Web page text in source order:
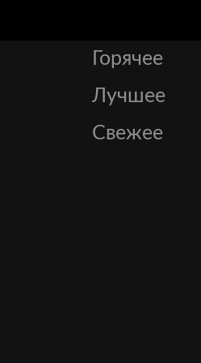
Горячее
Лучшее
Свежее